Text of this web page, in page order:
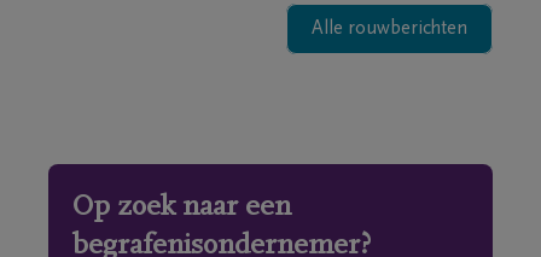
Alle rouwberichten
Op zoek naar een
begrafenisondernemer?